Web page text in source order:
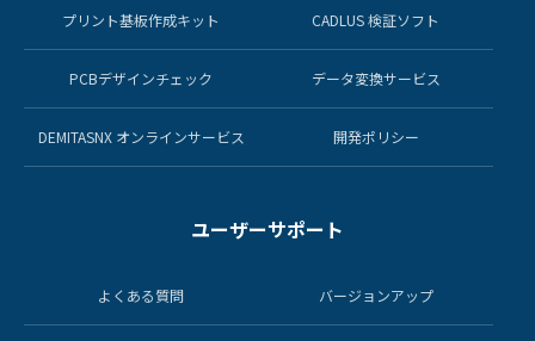
プリント基板作成キット CADLUS 検証ソフト
PCBデザインチェック データ変換サービス
DEMITASNX オンラインサービス 開発ポリシー
ユーザーサポート
よくある質問 バージョンアップ